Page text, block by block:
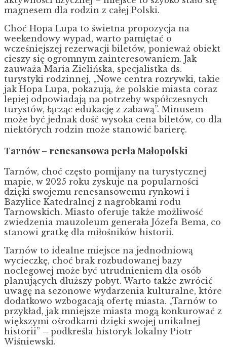
magnesem dla rodzin z całej Polski.
Choć Hopa Lupa to świetna propozycja na
weekendowy wypad, warto pamiętać o
wcześniejszej rezerwacji biletów, ponieważ obiekt
cieszy się ogromnym zainteresowaniem. Jak
zauważa Maria Zielińska, specjalistka ds.
turystyki rodzinnej, „Nowe centra rozrywki, takie
jak Hopa Lupa, pokazują, że polskie miasta coraz
lepiej odpowiadają na potrzeby współczesnych
turystów, łącząc edukację z zabawą”. Minusem
może być jednak dość wysoka cena biletów, co dla
niektórych rodzin może stanowić barierę.
Tarnów – renesansowa perła Małopolski
Tarnów, choć często pomijany na turystycznej
mapie, w 2025 roku zyskuje na popularności
dzięki swojemu renesansowemu rynkowi i
Bazylice Katedralnej z nagrobkami rodu
Tarnowskich. Miasto oferuje także możliwość
zwiedzenia mauzoleum generała Józefa Bema, co
stanowi gratkę dla miłośników historii.
Tarnów to idealne miejsce na jednodniową
wycieczkę, choć brak rozbudowanej bazy
noclegowej może być utrudnieniem dla osób
planujących dłuższy pobyt. Warto także zwrócić
uwagę na sezonowe wydarzenia kulturalne, które
dodatkowo wzbogacają ofertę miasta. „Tarnów to
przykład, jak mniejsze miasta mogą konkurować z
większymi ośrodkami dzięki swojej unikalnej
historii” – podkreśla historyk lokalny Piotr
Wiśniewski.